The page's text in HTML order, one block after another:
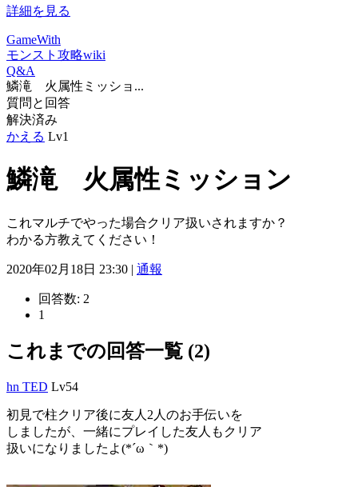
詳細を見る
GameWith
モンスト攻略wiki
Q&A
鱗滝 火属性ミッショ...
質問と回答
解決済み
かえる Lv1
鱗滝 火属性ミッション
これマルチでやった場合クリア扱いされますか？
わかる方教えてください！
2020年02月18日 23:30 | 通報
回答数: 2
1
これまでの回答一覧 (2)
hn TED Lv54
初見で柱クリア後に友人2人のお手伝いを
しましたが、一緒にプレイした友人もクリア
扱いになりましたよ(*´ω｀*)